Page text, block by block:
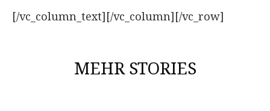
[/vc_column_text][/vc_column][/vc_row]
MEHR STORIES